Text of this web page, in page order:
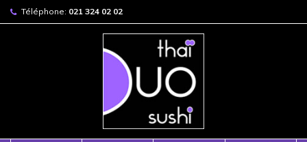
Téléphone: 021 324 02 02